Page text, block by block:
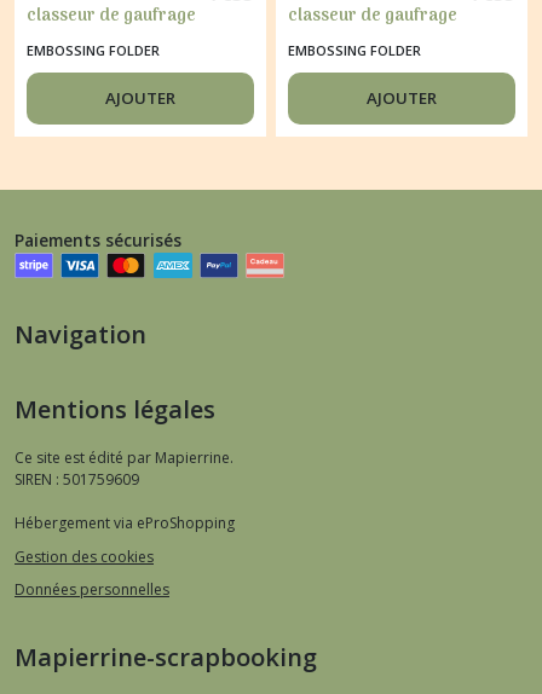
classeur de gaufrage
10,5 x 14,8 cm
MONSTERA
DELICIOSA 045
EMBOSSING FOLDER
AJOUTER
classeur de gaufrage
10,5 x 14,8 cm BIRD
ON BRANCH 016
EMBOSSING FOLDER
AJOUTER
Paiements sécurisés
Navigation
Mentions légales
Ce site est édité par Mapierrine.
SIREN : 501759609
Hébergement via eProShopping
Gestion des cookies
Données personnelles
Mapierrine-scrapbooking